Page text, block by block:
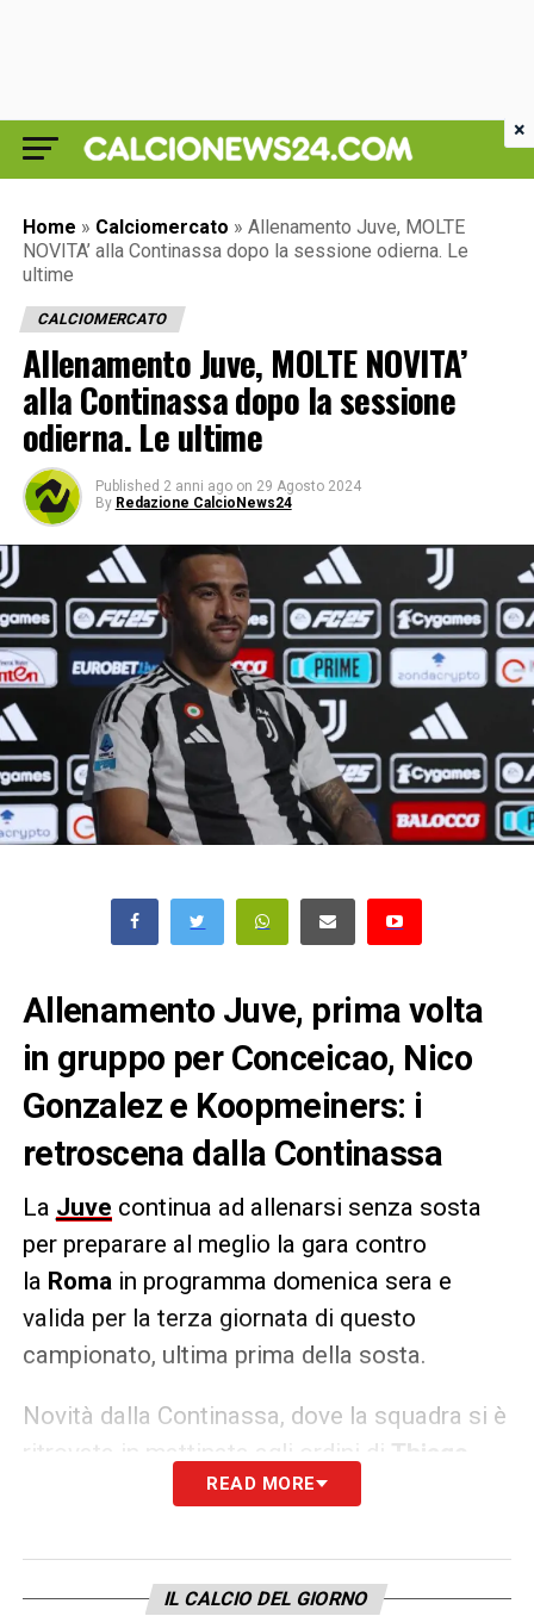
Home » Calciomercato » Allenamento Juve, MOLTE
NOVITA’ alla Continassa dopo la sessione odierna. Le
ultime
CALCIOMERCATO
Allenamento Juve, MOLTE NOVITA’
alla Continassa dopo la sessione
odierna. Le ultime
Published 2 anni ago on 29 Agosto 2024
By Redazione CalcioNews24
Allenamento Juve, prima volta
in gruppo per Conceicao, Nico
Gonzalez e Koopmeiners: i
retroscena dalla Continassa
La Juve continua ad allenarsi senza sosta
per preparare al meglio la gara contro
la Roma in programma domenica sera e
valida per la terza giornata di questo
campionato, ultima prima della sosta.
Novità dalla Continassa, dove la squadra si è
ritrovata in mattinata agli ordini di Thiago
. Il tecnico ha finalmente potuto
Nico Gonzalez e Koopmeinershanno infatti
lavorato con il resto del gruppo.
READ MORE
IL CALCIO DEL GIORNO
×